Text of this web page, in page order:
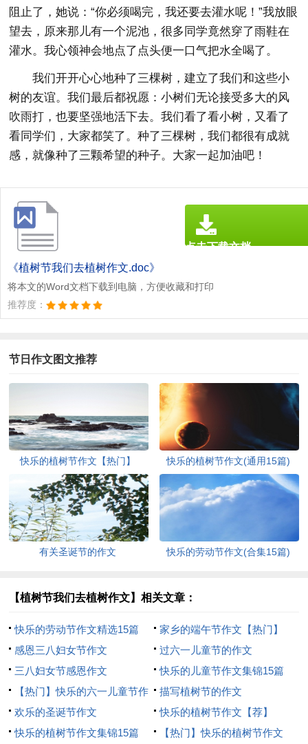
阻止了，她说：“你必须喝完，我还要去灌水呢！”我放眼
望去，原来那儿有一个泥池，很多同学竟然穿了雨鞋在
灌水。我心领神会地点了点头便一口气把水全喝了。
我们开开心心地种了三棵树，建立了我们和这些小
树的友谊。我们最后都祝愿：小树们无论接受多大的风
吹雨打，也要坚强地活下去。我们看了看小树，又看了
看同学们，大家都笑了。种了三棵树，我们都很有成就
感，就像种了三颗希望的种子。大家一起加油吧！
《植树节我们去植树作文.doc》
将本文的Word文档下载到电脑，方便收藏和打印
推荐度：
点击下载文档
节日作文图文推荐
快乐的植树节作文【热门】 快乐的植树节作文(通用15篇)
有关圣诞节的作文 快乐的劳动节作文(合集15篇)
【植树节我们去植树作文】相关文章：
快乐的劳动节作文精选15篇
家乡的端午节作文【热门】
感恩三八妇女节作文
过六一儿童节的作文
三八妇女节感恩作文
快乐的儿童节作文集锦15篇
【热门】快乐的六一儿童节作
文
描写植树节的作文
欢乐的圣诞节作文
快乐的植树节作文【荐】
快乐的植树节作文集锦15篇
【热门】快乐的植树节作文